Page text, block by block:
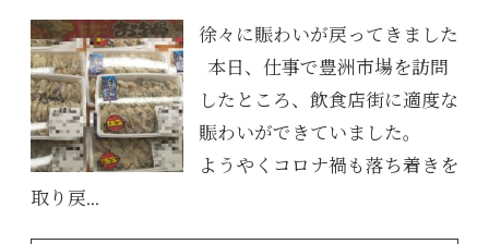
徐々に賑わいが戻ってきました
本日、仕事で豊洲市場を訪問
したところ、飲食店街に適度な
賑わいができていました。
ようやくコロナ禍も落ち着きを
取り戻...